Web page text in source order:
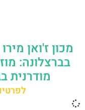
בברצלונה:
מודרנית